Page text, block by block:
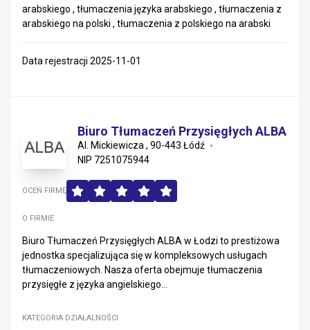
Usługi profesjonalne - naukowe i techniczne
Usługi weterynaryjne
Rzeczoznawcy i usługi eksperckie
arabskiego , tłumaczenia języka arabskiego , tłumaczenia z
arabskiego na polski , tłumaczenia z polskiego na arabski
Data rejestracji 2025-11-01
Biuro Tłumaczeń Przysięgłych ALBA
Al. Mickiewicza , 90-443 Łódź
NIP 7251075944
O FIRMIE
Biuro Tłumaczeń Przysięgłych ALBA w Łodzi to prestiżowa
jednostka specjalizująca się w kompleksowych usługach
tłumaczeniowych. Nasza oferta obejmuje tłumaczenia
przysięgłe z języka angielskiego...
KATEGORIA DZIAŁALNOŚCI
OCEŃ FIRMĘ